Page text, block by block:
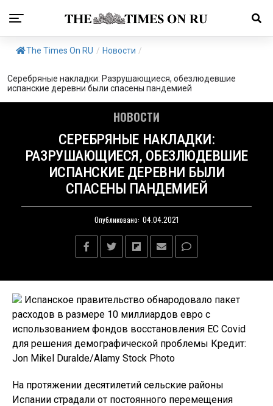
The Times On RU / Новости /
Серебряные накладки: Разрушающиеся, обезлюдевшие
испанские деревни были спасены пандемией
НОВОСТИ
СЕРЕБРЯНЫЕ НАКЛАДКИ:
РАЗРУШАЮЩИЕСЯ, ОБЕЗЛЮДЕВШИЕ
ИСПАНСКИЕ ДЕРЕВНИ БЫЛИ
СПАСЕНЫ ПАНДЕМИЕЙ
Опубликовано: 04.04.2021
Испанское правительство обнародовало пакет
расходов в размере 10 миллиардов евро с
использованием фондов восстановления ЕС Covid
для решения демографической проблемы Кредит:
Jon Mikel Duralde/Alamy Stock Photo
На протяжении десятилетий сельские районы
Испании страдали от постоянного перемещения